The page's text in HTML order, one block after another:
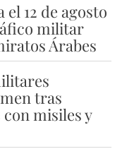
el 12 de agosto
militar
Árabes
tras
misiles y